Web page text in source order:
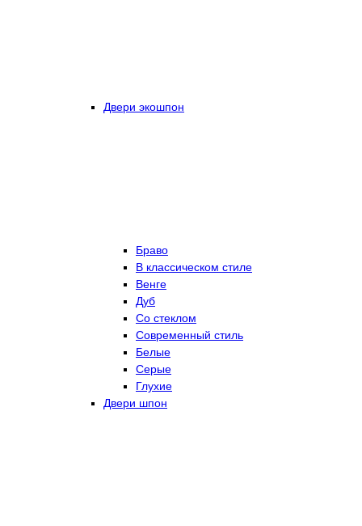
Двери экошпон
Браво
В классическом стиле
Венге
Дуб
Со стеклом
Современный стиль
Белые
Серые
Глухие
Двери шпон